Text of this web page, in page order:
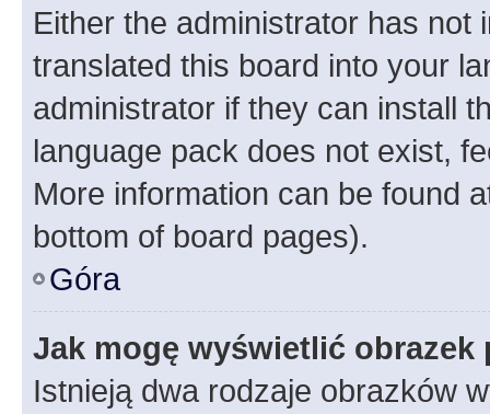
Either the administrator has not
translated this board into your
administrator if they can install
language pack does not exist,
More information can be found
bottom of board pages).
Góra
Jak mogę wyświetlić
Istnieją dwa rodzaje obrazków